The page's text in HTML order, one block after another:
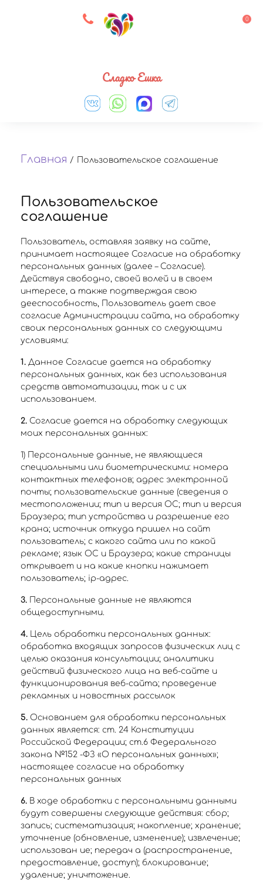
8 927 083 33 05 0
Сладко Ешка
Главная / Пользовательское соглашение
Пользовательское
соглашение
Пользователь, оставляя заявку на сайте,
принимает настоящее Согласие на обработку
персональных данных (далее – Согласие).
Действуя свободно, своей волей и в своем
интересе, а также подтверждая свою
дееспособность, Пользователь дает свое
согласие Администрации сайта, на обработку
своих персональных данных со следующими
условиями:
1. Данное Согласие дается на обработку
персональных данных, как без использования
средств автоматизации, так и с их
использованием.
2. Согласие дается на обработку следующих
моих персональных данных:
1) Персональные данные, не являющиеся
специальными или биометрическими: номера
контактных телефонов; адрес электронной
почты; пользовательские данные (сведения о
местоположении; тип и версия ОС; тип и версия
Браузера; тип устройства и разрешение его
крана; источник откуда пришел на сайт
пользователь; с какого сайта или по какой
рекламе; язык ОС и Браузера; какие страницы
открывает и на какие кнопки нажимает
пользователь; ip-адрес.
3. Персональные данные не являются
общедоступными.
4. Цель обработки персональных данных:
обработка входящих запросов физических лиц с
целью оказания консультации; аналитики
действий физического лица на веб-сайте и
функционирования веб-сайта; проведение
рекламных и новостных рассылок
5. Основанием для обработки персональных
данных является: ст. 24 Конституции
Российской Федерации; ст.6 Федерального
закона №152 -ФЗ «О персональных данных»;
настоящее согласие на обработку
персональных данных
6. В ходе обработки с персональными данными
будут совершены следующие действия: сбор;
запись; систематизация; накопление; хранение;
уточнение (обновление, изменение); извлечение;
использован ие; передач а (распространение,
предоставление, доступ); блокирование;
удаление; уничтожение.